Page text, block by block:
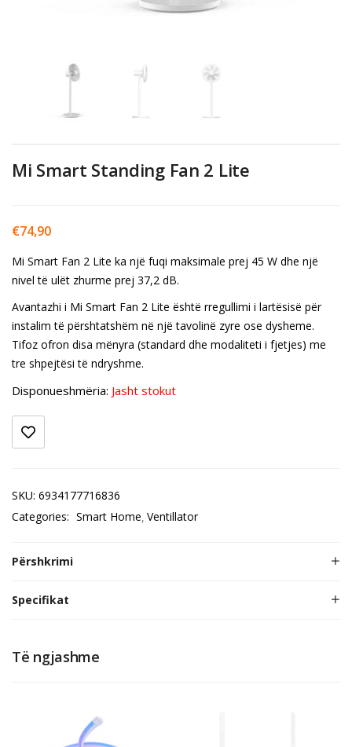
Mi Smart Standing Fan 2 Lite
€74,90
Mi Smart Fan 2 Lite ka një fuqi maksimale prej 45 W dhe një
nivel të ulët zhurme prej 37,2 dB.
Avantazhi i Mi Smart Fan 2 Lite është rregullimi i lartësisë për
instalim të përshtatshëm në një tavolinë zyre ose dysheme.
Tifoz ofron disa mënyra (standard dhe modaliteti i fjetjes) me
tre shpejtësi të ndryshme.
Disponueshmëria: Jasht stokut
SKU: 6934177716836
Categories: Smart Home Ventillator
Përshkrimi
Specifikat
Të ngjashme